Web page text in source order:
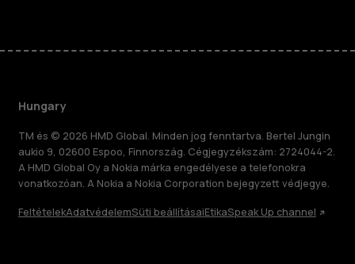
Hungary
TM és © 2026 HMD Global. Minden jog fenntartva. Bertel Jungin
aukio 9, 02600 Espoo, Finnország. Cégjegyzékszám: 2724044-2.
A HMD Global Oy a Nokia márka engedélyese a telefonokra
vonatkozóan. A Nokia a Nokia Corporation bejegyzett védjegye.
FeltételekAdatvédelemSüti beállításaiEtikaSpeak Up channel